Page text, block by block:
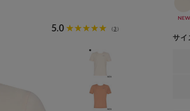
5.0
（3 ）
NEW
サイ